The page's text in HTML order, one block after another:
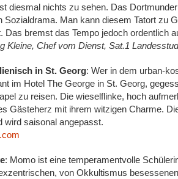
diesmal nichts zu sehen. Das
Sozialdrama. Man kann diesem Tatort zu
Das bremst das Tempo jedoch ordentlich
Kleine, Chef vom Dienst, Sat.1
in St. Georg: Wer in dem urban-
im Hotel The George in St. Georg,
zu reisen. Die wieselflinke, hoch
Gästeherz mit ihrem witzigen Charme.
wird saisonal angepasst.
: Momo ist eine temperamentvolle
von Okkultismus